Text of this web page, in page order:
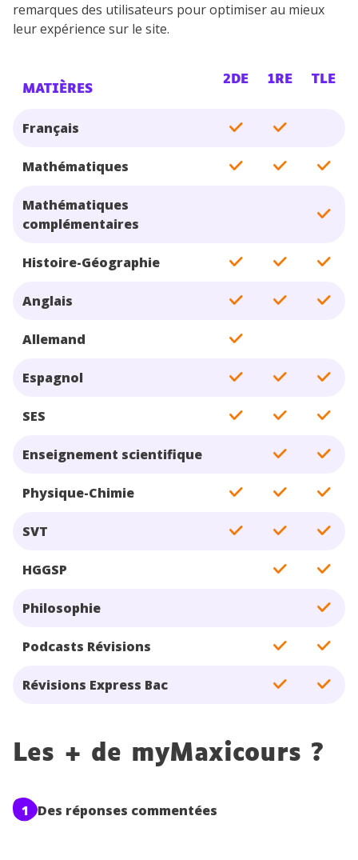
remarques des utilisateurs pour optimiser au mieux
leur expérience sur le site.
MATIÈRES
2DE 1RE TLE
Français
Mathématiques
Mathématiques
complémentaires
Histoire-Géographie
Anglais
Allemand
Espagnol
SES
Enseignement scientifique
Physique-Chimie
SVT
HGGSP
Philosophie
Podcasts Révisions
Révisions Express Bac
Les + de myMaxicours ?
1 Des réponses commentées